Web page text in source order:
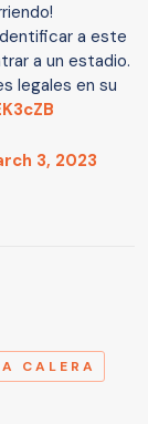
a este
a un estadio.
legales en su
3, 2023
CALERA